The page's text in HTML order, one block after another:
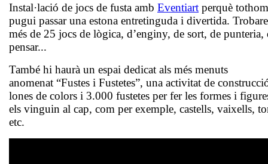
Instal·lació de jocs de fusta amb Eventiart perquè tothom
pugui passar una estona entretinguda i divertida.
més de 25 jocs de lògica, d’enginy, de sort, de punteria,
pensar...
També hi haurà un espai dedicat als més menuts
anomenat “Fustes i Fustetes”, una activitat de
lones de colors i 3.000 fustetes per fer les formes i
els vinguin al cap, com per exemple, castells, vaixells,
etc.